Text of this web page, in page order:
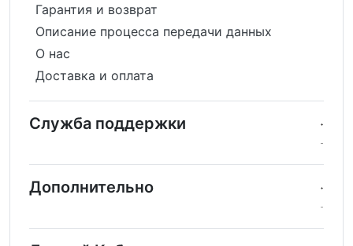
Гарантия и возврат
Описание процесса передачи данных
О нас
Доставка и оплата
Служба поддержки
Дополнительно